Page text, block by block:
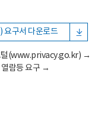
요구서 다운로드
털(www.privacy.go.kr) →
람등 요구 →